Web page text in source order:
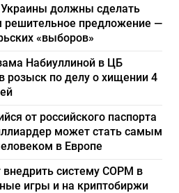
должны сделать
решительное предложение —
«выборов»
Набиуллиной в ЦБ
розыск по делу о хищении 4
от российского паспорта
может стать самым
в Европе
систему СОРМ в
игры и на криптобиржи